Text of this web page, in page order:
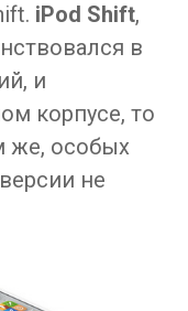
iPod Shift,
в
и
корпусе, то
же, особых
не